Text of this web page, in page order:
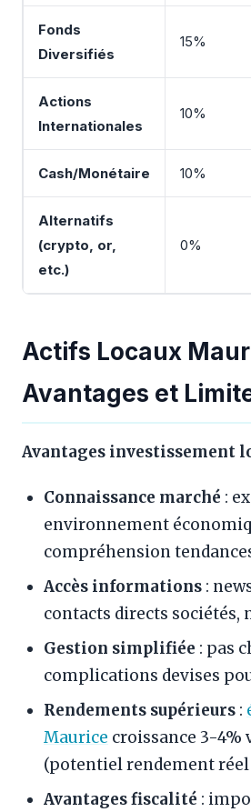
Fonds
Diversifiés
15%
Actions
Internationales
10%
Cash/Monétaire 10%
Alternatifs
(crypto, or,
etc.)
0%
Actifs Locaux
Avantages et
Avantages investissement
Connaissance marché :
environnement
compréhension
Accès informations :
contacts directs sociétés,
Gestion simplifiée : pas
complications devises
Rendements supérieurs :
Maurice croissance 3-4%
(potentiel rendement
Avantages fiscalité :